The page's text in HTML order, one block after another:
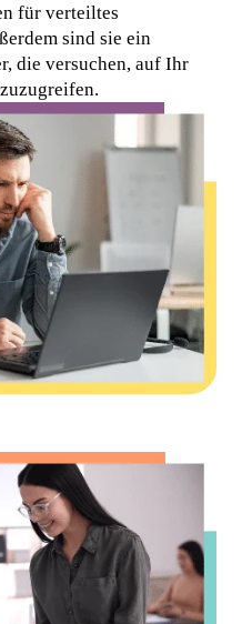
für verteiltes
sind sie ein
die versuchen, auf Ihr